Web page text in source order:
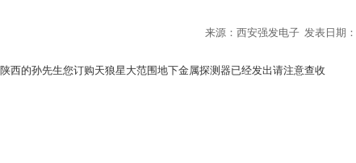
来源：西安强发电子 发表日期
陕西的孙先生您订购天狼星大范围地下金属探测器已经发出请注意查收